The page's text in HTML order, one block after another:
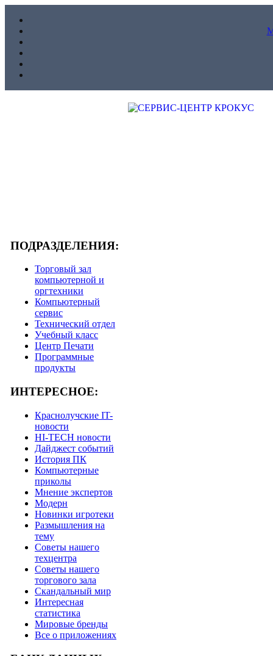
ПОДРАЗДЕЛЕНИЯ:
Торговый зал
компьютерной и
оргтехники
Компьютерный
сервис
Технический отдел
Учебный класс
Центр Печати
Программные
продукты
ИНТЕРЕСНОЕ:
Краснолучские IT-
новости
HI-TECH новости
Дайджест событий
История ПК
Компьютерные
приколы
Мнение экспертов
Модерн
Новинки игротеки
Размышления на
тему
Советы нашего
техцентра
Советы нашего
торгового зала
Скандальный мир
Интересная
статистика
Мировые бренды
Все о приложениях